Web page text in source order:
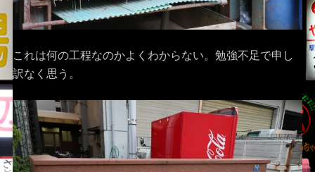
これは何の工程なのかよくわからない。勉強不足で申し
訳なく思う。